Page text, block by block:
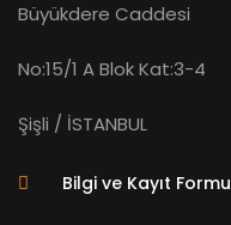
Büyükdere Caddesi
No:15/1 A Blok Kat:3-4
Şişli / İSTANBUL
Bilgi ve Kayıt Formu